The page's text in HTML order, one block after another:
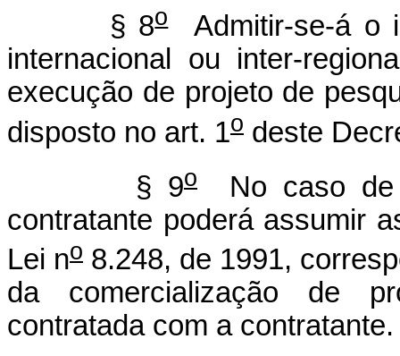
§ 8oAdmitir-se-á o
internacional ou inter-
execução de projeto de
disposto no art. 1o deste
§ 9o
No caso de
contratante poderá assumir
Lei no 8.248, de 1991,
da comercialização de
contratada com a contratante.